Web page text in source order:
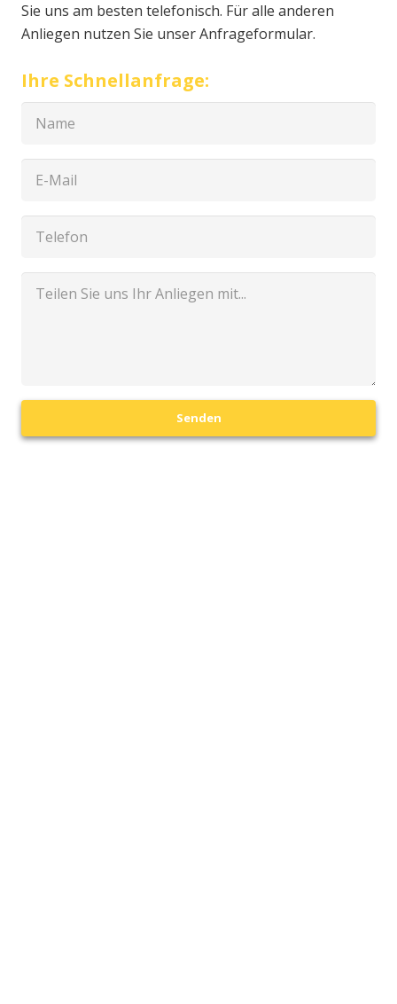
Sie uns am besten telefonisch. Für alle anderen
Anliegen nutzen Sie unser Anfrageformular.
Ihre Schnellanfrage:
Senden